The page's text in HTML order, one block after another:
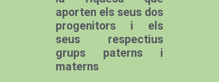
aporten els seus dos
progenitors i els
seus respectius
grups paterns i
materns